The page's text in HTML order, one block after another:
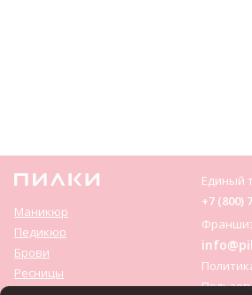
Маникюр
Педикюр
Брови
Ресницы
Единый
+7 (800)